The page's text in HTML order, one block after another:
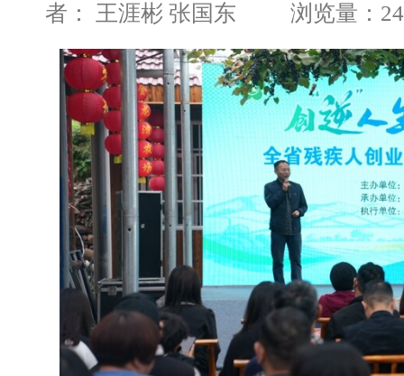
者： 王涯彬 张国东 浏览量：